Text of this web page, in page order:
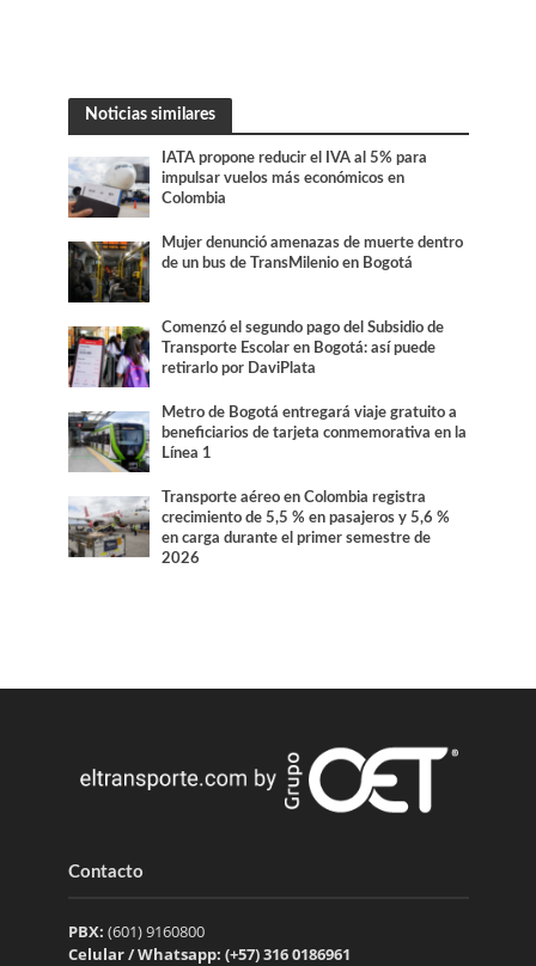
Noticias similares
IATA propone reducir el IVA al 5% para
impulsar vuelos más económicos en
Colombia
Mujer denunció amenazas de muerte dentro
de un bus de TransMilenio en Bogotá
Comenzó el segundo pago del Subsidio de
Transporte Escolar en Bogotá: así puede
retirarlo por DaviPlata
Metro de Bogotá entregará viaje gratuito a
beneficiarios de tarjeta conmemorativa en la
Línea 1
Transporte aéreo en Colombia registra
crecimiento de 5,5 % en pasajeros y 5,6 %
en carga durante el primer semestre de
2026
Contacto
PBX: (601) 9160800
Celular / Whatsapp: (+57) 316 0186961